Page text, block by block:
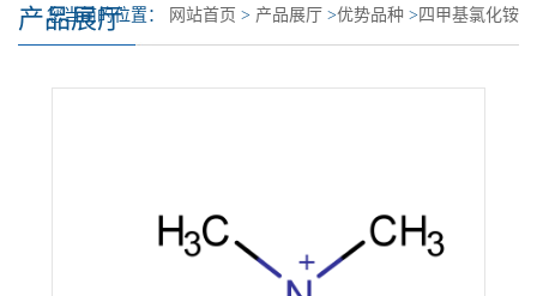
产品展厅
您当前的位置： 网站首页 > 产品展厅 >优势品种 > 四甲基氯化铵